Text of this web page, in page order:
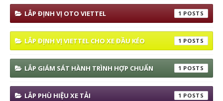
LẮP ĐỊNH VỊ OTO VIETTEL 1
LẮP ĐỊNH VỊ VIETTEL CHO XE ĐẦU KÉO 1
LẮP GIÁM SÁT HÀNH TRÌNH HỢP CHUẨN 1
LẮP PHÙ HIỆU XE TẢI 1